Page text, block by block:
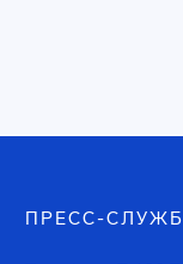
ПРЕСС-